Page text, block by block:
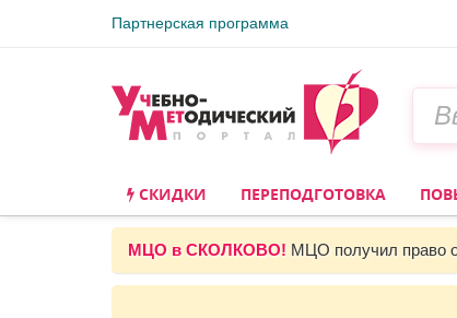
Партнерская программа
СКИДКИ ПЕРЕПОДГОТОВКА
МЦО в СКОЛКОВО! МЦО получил право